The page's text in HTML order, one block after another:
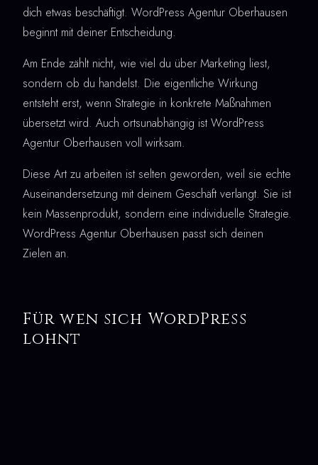
dich etwas beschäftigt. WordPress Agentur Oberhausen
beginnt mit deiner Entscheidung.
Am Ende zählt nicht, wie viel du über Marketing liest,
sondern ob du handelst. Die eigentliche Wirkung
entsteht erst, wenn Strategie in konkrete Maßnahmen
übersetzt wird. Auch ortsunabhängig ist WordPress
Agentur Oberhausen voll wirksam.
Diese Art zu arbeiten ist selten geworden, weil sie echte
Auseinandersetzung mit deinem Geschäft verlangt. Sie ist
kein Massenprodukt, sondern eine individuelle Strategie.
WordPress Agentur Oberhausen passt sich deinen
Zielen an.
Für wen sich WordPress
lohnt